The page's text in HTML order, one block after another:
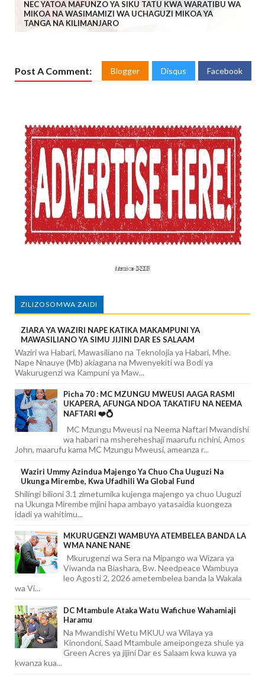
NEC YATOA MAFUNZO YA SIKU TATU KWA WARATIBU WA
MIKOA NA WASIMAMIZI WA UCHAGUZI MIKOA YA
TANGA NA KILIMANJARO
Post A Comment: Blogger Disqus Facebook
ZILIZOSOMWA ZAIDI
ZIARA YA WAZIRI NAPE KATIKA MAKAMPUNI YA
MAWASILIANO YA SIMU JIJINI DAR ES SALAAM
Waziri wa Habari, Mawasiliano na Teknolojia ya Habari, Mhe.
Nape Nnauye (Mb) akiagana na Mwenyekiti wa Bodi ya
Wakurugenzi wa Kampuni ya Maw...
Picha 70 : MC MZUNGU MWEUSI AAGA RASMI
UKAPERA, AFUNGA NDOA TAKATIFU NA NEEMA
NAFTARI ❤️💍
MC Mzungu Mweusi na Neema Naftari Mwandishi
wa habari na mshereheshaji maarufu nchini, Amos
John, maarufu kama MC Mzungu Mweusi, ameanza r...
Waziri Ummy Azindua Majengo Ya Chuo Cha Uuguzi Na
Ukunga Mirembe, Kwa Ufadhili Wa Global Fund
Shilingi bilioni 3.1 zimetumika kujenga majengo ya chuo Uuguzi
na Ukunga Mirembe mjini hapa ambayo yatasaidia kuongeza
idadi ya wahitimu...
MKURUGENZI WAMBUYA ATEMBELEA BANDA LA
WMA NANE NANE
Mkurugenzi wa Sera na Mipango wa Wizara ya
Viwanda na Biashara, Bw. Needpeace Wambuya
leo Agosti 2, 2026 ametembelea banda la Wakala
wa Vi...
DC Mtambule Ataka Watu Wafichue Wahamiaji
Haramu
Na Mwandishi Wetu MKUU wa Wilaya ya
Kinondoni, Saad Mtambule ameipongeza shule ya
Green Acres ya jijini Dar es Salaam kwa kuwa ya
kwanza kua...